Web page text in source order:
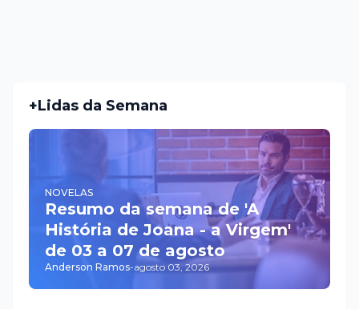
+Lidas da Semana
NOVELAS
Resumo da semana de 'A
História de Joana - a Virgem'
de 03 a 07 de agosto
Anderson Ramos-agosto 03, 2026